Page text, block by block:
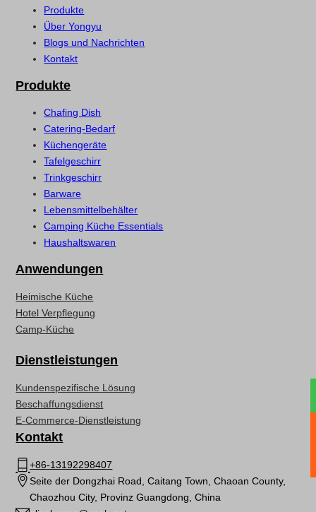
Produkte
Über Yongyu
Blogs und Nachrichten
Kontakt
Produkte
Chafing Dish
Catering-Bedarf
Küchengeräte
Tafelgeschirr
Trinkgeschirr
Barware
Lebensmittelbehälter
Camping Küche Essentials
Haushaltswaren
Anwendungen
Heimische Küche
Hotel Verpflegung
Camp-Küche
Dienstleistungen
Kundenspezifische Lösung
Beschaffungsdienst
E-Commerce-Dienstleistung
Kontakt
+86-13192298407
Seite der Dongzhai Road, Caitang Town, Chaoan County,
Chaozhou City, Provinz Guangdong, China